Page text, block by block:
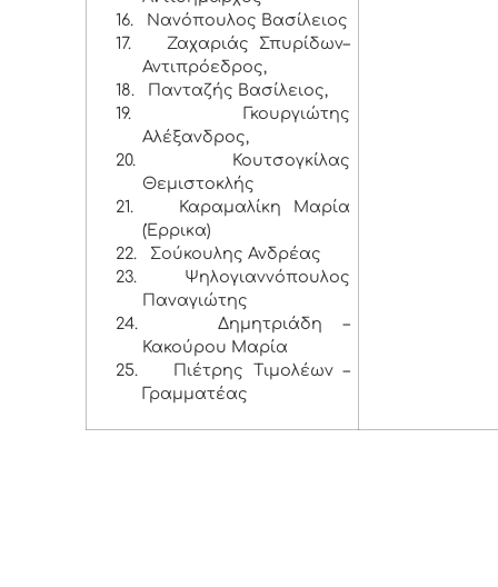
16.
Νανόπουλος Βασίλειος
17.
Ζαχαριάς Σπυρίδων–
Αντιπρόεδρος,
18.
Πανταζής Βασίλειος,
19.
Γκουργιώτης
Αλέξανδρος,
20.
Κουτσογκίλας
Θεμιστοκλής
21.
Καραμαλίκη Μαρία
(Έρρικα)
22.
Σούκουλης Ανδρέας
23.
Ψηλογιαννόπουλος
Παναγιώτης
24.
Δημητριάδη –
Κακούρου Μαρία
25.
Πιέτρης Τιμολέων –
Γραμματέας